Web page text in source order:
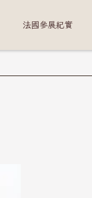
法國參展紀實